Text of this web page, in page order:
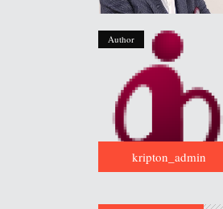
Author
kripton_admin